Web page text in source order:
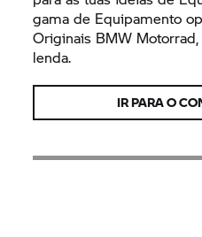
gama de Equipamento
Originais BMW Motorrad,
lenda.
IR PARA O